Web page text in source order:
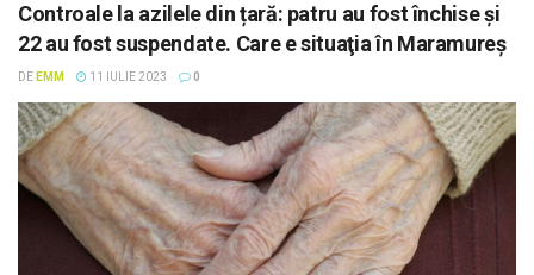
Controale la azilele din țară: patru au fost închise și
22 au fost suspendate. Care e situaţia în Maramureş
DE EMM 11 IULIE 2023 0